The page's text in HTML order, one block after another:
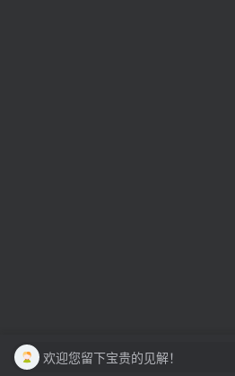
欢迎您留下宝贵的见解！